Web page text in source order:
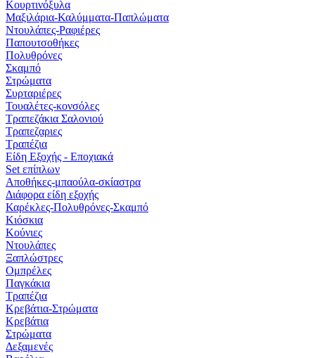
Κουρτινόξυλα
Μαξιλάρια-Καλύμματα-Παπλώματα
Ντουλάπες-Ραφιέρες
Παπουτσοθήκες
Πολυθρόνες
Σκαμπό
Στρώματα
Συρταριέρες
Τουαλέτες-κονσόλες
Τραπεζάκια Σαλονιού
Τραπεζαριες
Τραπέζια
Είδη Εξοχής - Εποχιακά
Set επίπλων
Αποθήκες-μπαούλα-σκίαστρα
Διάφορα είδη εξοχής
Καρέκλες-Πολυθρόνες-Σκαμπό
Κιόσκια
Κούνιες
Ντουλάπες
Ξαπλώστρες
Ομπρέλες
Παγκάκια
Τραπέζια
Κρεβάτια-Στρώματα
Κρεβάτια
Στρώματα
Δεξαμενές